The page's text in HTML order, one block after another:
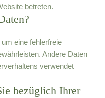
betreten.
um eine fehlerfreie
Andere Daten
verwendet
bezüglich Ihrer